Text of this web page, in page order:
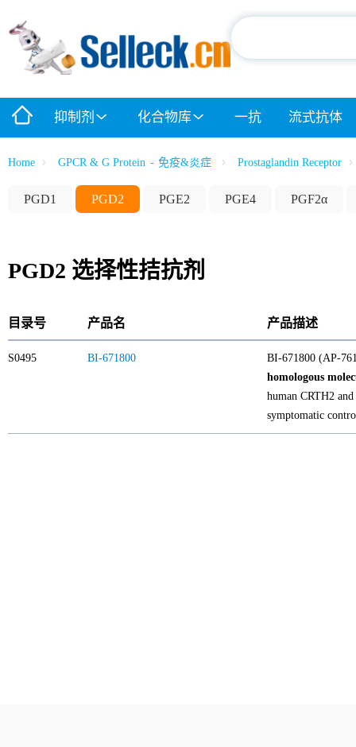
抑制剂 化合物库 一抗 流式抗体
Home GPCR & G Protein - 免疫&炎症 Prostaglandin Receptor
PGD1 PGD2 PGE2 PGE4 PGF2α
PGD2 选择性拮抗剂
目录号 产品名 产品描述
S0495 BI-671800
BI-671800 (AP-
homologous
human CRTH2
symptomatic